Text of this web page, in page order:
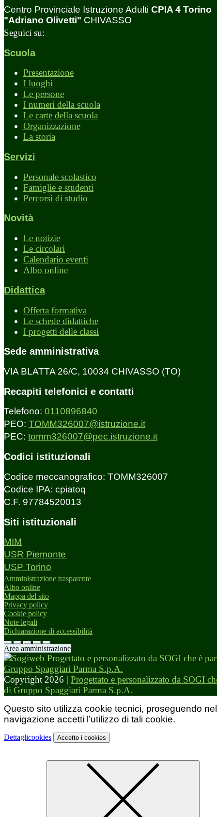
Centro Provinciale Istruzione Adulti CPIA 4 Torino
"Adriano Olivetti" CHIVASSO
Seguici su:
Scuola
Presentazione
I luoghi
Le persone
I numeri della scuola
Le carte della scuola
Organizzazione
La storia
Servizi
Personale scolastico
Famiglie e studenti
Percorsi di studio
Novità
Le notizie
Le circolari
Calendario eventi
Albo online
Didattica
Offerta formativa
Le schede didattiche
I progetti delle classi
Sede amministrativa
VIA BLATTA 26/C, 10034 CHIVASSO (TO)
Recapiti telefonici e contatti
Telefono: 0110896840
PEO: TOMM326007@istruzione.it
PEC: tomm326007@pec.istruzione.it
Codici istituzionali
Codice meccanografico: TOMM326007
Codice IPA: cpiatoq
C.F. 97784520013
Siti istituzionali
MIM
USR Piemonte
USP Torino
Amministrazione trasparente
Albo online
Mappa del sito
Privacy policy
Cookie policy
Note legali
Dichiarazione di accessibilità
Area amministrazione
Copyright 2026 | Progettato e personalizzato da SOGI
di Gruppo Spaggiari Parma S.p.A.
Questo sito utilizza cookie tecnici, proseguendo
navigazione accetti l’utilizzo di tali cookie.
Dettaglicookies Accetto i cookies